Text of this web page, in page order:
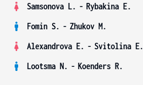
Samsonova L. - Rybakina E.
Fomin S. - Zhukov M.
Alexandrova E. - Svitolina E.
Lootsma N. - Koenders R.